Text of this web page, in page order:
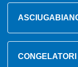
CONGELATORI